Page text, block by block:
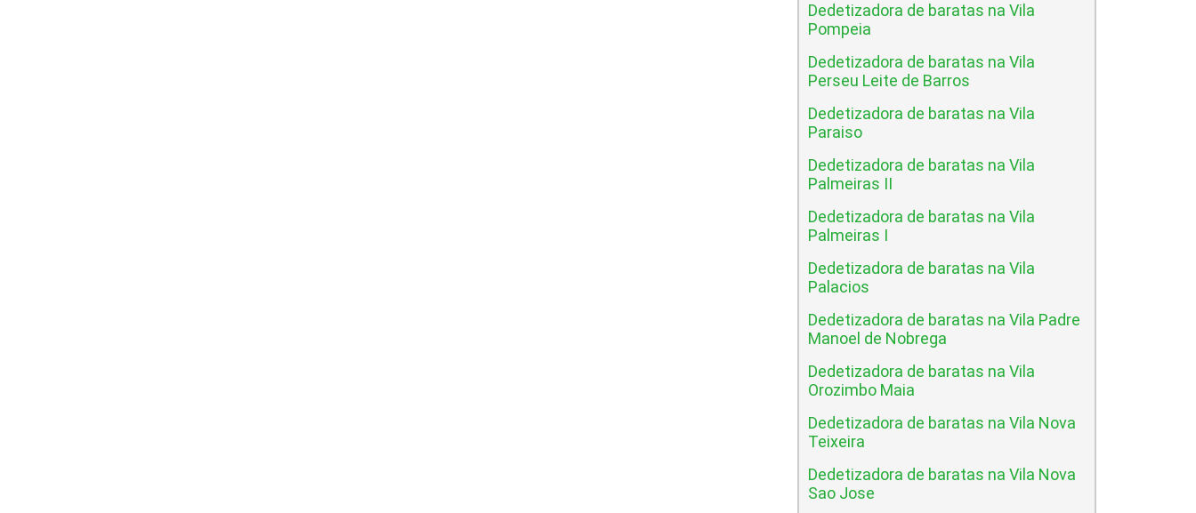
Dedetizadora de baratas na Vila
Pompeia
Dedetizadora de baratas na Vila
Perseu Leite de Barros
Dedetizadora de baratas na Vila
Paraiso
Dedetizadora de baratas na Vila
Palmeiras II
Dedetizadora de baratas na Vila
Palmeiras I
Dedetizadora de baratas na Vila
Palacios
Dedetizadora de baratas na Vila Padre
Manoel de Nobrega
Dedetizadora de baratas na Vila
Orozimbo Maia
Dedetizadora de baratas na Vila Nova
Teixeira
Dedetizadora de baratas na Vila Nova
Sao Jose